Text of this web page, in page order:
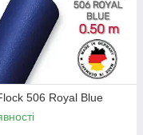
506 Royal Blue